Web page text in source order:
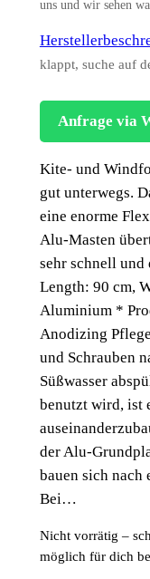
uns und wir sehen
klappt, suche auf
Anfrage via
Kite- und
gut unterwegs.
eine enorme
Alu-Masten
sehr schnell
Length: 90 cm,
Aluminium *
Anodizing
und Schrauben
Süßwasser
benutzt wird, ist
der Alu-
bauen sich nach
Bei…
Nicht vorrätig –
möglich für dich